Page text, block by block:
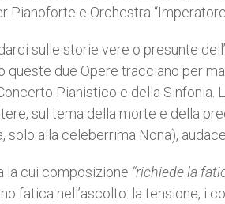
Pianoforte e Orchestra
sulle storie vere o presunte
queste due Opere tracciano per
Pianistico e della Sinfonia.
sul tema della morte e della
solo alla celeberrima Nona),
la cui composizione “richiede la
fatica nell’ascolto: la tensione, i